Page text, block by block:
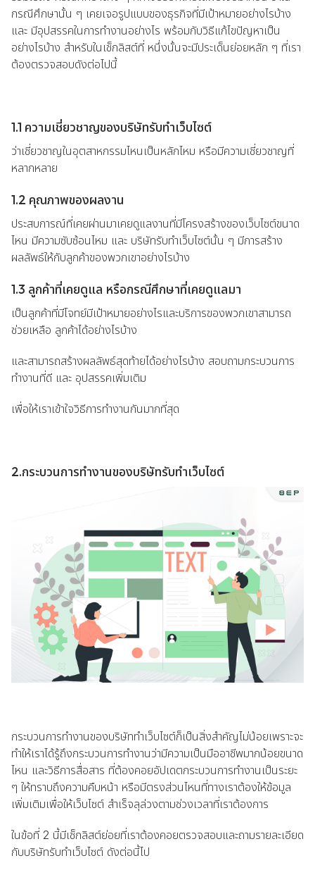
กรณีศึกษานั้น ๆ เคยเจอรูปแบบของธุรกิจที่มีเป้าหมายอย่างไรบ้าง
และ มีอุปสรรคในการทำงานอย่างไร พร้อมกับวิธีแก้ไขปัญหาเป็น
อย่างไรบ้าง สำหรับในเช็กลิสต์ที่ หนึ่งนั้นจะมีประเด็นย่อยหลัก ๆ ที่เรา
ต้องตรวจสอบดังต่อไปนี้
1.1 ความเชี่ยวชาญของบริษัทรับทำเว็บไซต์
ว่าเชี่ยวชาญในอุตสาหกรรมไหนเป็นหลักไหม หรือมีความเชี่ยวชาญที่
หลากหลาย
1.2 คุณภาพของผลงาน
ประสบการณ์ที่เคยผ่านมาเคยดูแลงานที่มีโครงสร้างของเว็บไซต์ขนาด
ไหน มีความซับซ้อนไหม และ บริษัทรับทำเว็บไซต์นั้น ๆ มีการสร้าง
ผลลัพธ์ให้กับลูกค้าของพวกเขาอย่างไรบ้าง
1.3 ลูกค้าที่เคยดูแล หรือกรณีศึกษาที่เคยดูแลมา
เป็นลูกค้าที่มีโจทย์มีเป้าหมายอย่างไรและบริการของพวกเขาสามารถ
ช่วยเหลือ ลูกค้าได้อย่างไรบ้าง
และสามารถสร้างผลลัพธ์สุดท้ายได้อย่างไรบ้าง สอบถามกระบวนการ
ทำงานที่ดี และ อุปสรรคเพิ่มเติม
เพื่อให้เราเข้าใจวิธีการทำงานกันมากที่สุด
2.กระบวนการทำงานของบริษัทรับทำเว็บไซต์
กระบวนการทำงานของบริษัททำเว็บไซต์ก็เป็นสิ่งสำคัญไม่น้อยเพราะจะ
ทำให้เราได้รู้ถึงกระบวนการทำงานว่ามีความเป็นมืออาชีพมากน้อยขนาด
ไหน และวิธีการสื่อสาร ที่ต้องคอยอัปเดตกระบวนการทำงานเป็นระยะ
ๆ ให้ทราบถึงความคืบหน้า หรือมีตรงส่วนไหนที่ทางเราต้องให้ข้อมูล
เพิ่มเติมเพื่อให้เว็บไซต์ สำเร็จลุล่วงตามช่วงเวลาที่เราต้องการ
ในข้อที่ 2 นี้มีเช็กลิสต์ย่อยที่เราต้องคอยตรวจสอบและถามรายละเอียด
กับบริษัทรับทำเว็บไซต์ ดังต่อนี้ไป